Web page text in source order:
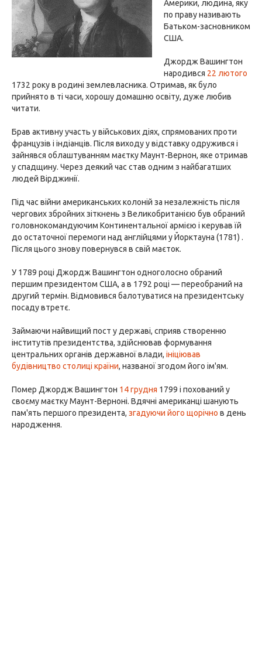
Америки, людина, яку
по праву називають
Батьком-засновником
США.
Джордж Вашингтон
народився 22 лютого
1732 року в родині землевласника. Отримав, як було
прийнято в ті часи, хорошу домашню освіту, дуже любив
читати.
Брав активну участь у військових діях, спрямованих проти
французів і індіанців. Після виходу у відставку одружився і
зайнявся облаштуванням маєтку Маунт-Вернон, яке отримав
у спадщину. Через деякий час став одним з найбагатших
людей Вірджинії.
Під час війни американських колоній за незалежність після
чергових збройних зіткнень з Великобританією був обраний
головнокомандуючим Континентальної армією і керував їй
до остаточної перемоги над англійцями у Йорктауна (1781) .
Після цього знову повернувся в свій маєток.
У 1789 році Джордж Вашингтон одноголосно обраний
першим президентом США, а в 1792 році — переобраний на
другий термін. Відмовився балотуватися на президентську
посаду втретє.
Займаючи найвищий пост у державі, сприяв створенню
інститутів президентства, здійснював формування
центральних органів державної влади, ініціював
будівництво столиці країни, названої згодом його ім'ям.
Помер Джордж Вашингтон 14 грудня 1799 і похований у
своєму маєтку Маунт-Верноні. Вдячні американці шанують
пам'ять першого президента, згадуючи його щорічно в день
народження.